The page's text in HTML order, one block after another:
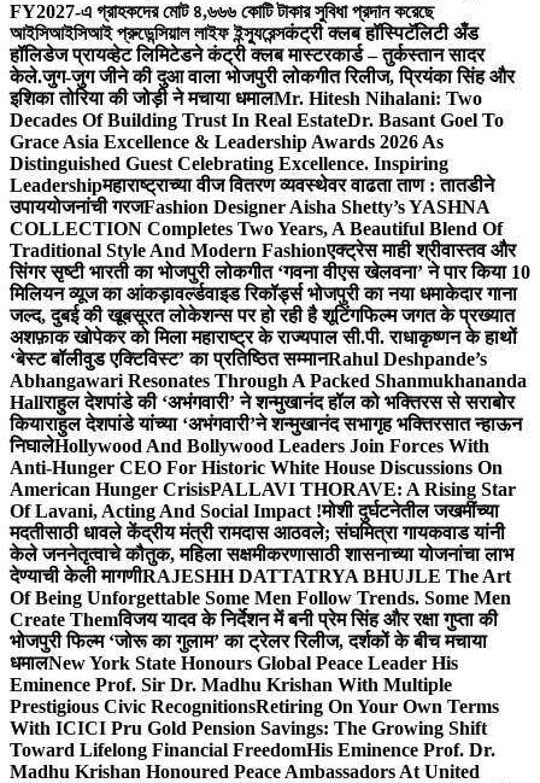
FY2027-এ গ্রাহকদের মোট ৪,৬৬৬ কোটি টাকার সুবিধা প্রদান করেছে
আইসিআইসিআই প্রুডেন্সিয়াল লাইফ ইন্স্যুরেন্সकंट्री क्लब हॉस्पिटॅलिटी अँड
हॉलिडेज प्रायव्हेट लिमिटेडने कंट्री क्लब मास्टरकार्ड – तुर्कस्तान सादर
केले.जुग-जुग जीने की दुआ वाला भोजपुरी लोकगीत रिलीज, प्रियंका सिंह और
इशिका तोरिया की जोड़ी ने मचाया धमालMr. Hitesh Nihalani: Two
Decades Of Building Trust In Real EstateDr. Basant Goel To
Grace Asia Excellence & Leadership Awards 2026 As
Distinguished Guest Celebrating Excellence. Inspiring
Leadershipमहाराष्ट्राच्या वीज वितरण व्यवस्थेवर वाढता ताण : तातडीने
उपाययोजनांची गरजFashion Designer Aisha Shetty’s YASHNA
COLLECTION Completes Two Years, A Beautiful Blend Of
Traditional Style And Modern Fashionएक्ट्रेस माही श्रीवास्तव और
सिंगर सृष्टी भारती का भोजपुरी लोकगीत ‘गवना वीएस खेलवना’ ने पार किया 10
मिलियन व्यूज का आंकड़ावर्ल्डवाइड रिकॉर्ड्स भोजपुरी का नया धमाकेदार गाना
जल्द, दुबई की खूबसूरत लोकेशन्स पर हो रही है शूटिंगफिल्म जगत के प्रख्यात
अशफ़ाक खोपेकर को मिला महाराष्ट्र के राज्यपाल सी.पी. राधाकृष्णन के हाथों
‘बेस्ट बॉलीवुड एक्टिविस्ट’ का प्रतिष्ठित सम्मानRahul Deshpande’s
Abhangawari Resonates Through A Packed Shanmukhananda
Hallराहुल देशपांडे की ‘अभंगवारी’ ने शन्मुखानंद हॉल को भक्तिरस से सराबोर
कियाराहुल देशपांडे यांच्या ‘अभंगवारी’ने शन्मुखानंद सभागृह भक्तिरसात न्हाऊन
निघालेHollywood And Bollywood Leaders Join Forces With
Anti-Hunger CEO For Historic White House Discussions On
American Hunger CrisisPALLAVI THORAVE: A Rising Star
Of Lavani, Acting And Social Impact !मोशी दुर्घटनेतील जखमींच्या
मदतीसाठी धावले केंद्रीय मंत्री रामदास आठवले; संघमित्रा गायकवाड यांनी
केले जननेतृत्वाचे कौतुक, महिला सक्षमीकरणासाठी शासनाच्या योजनांचा लाभ
देण्याची केली मागणीRAJESHH DATTATRYA BHUJLE The Art
Of Being Unforgettable Some Men Follow Trends. Some Men
Create Themविजय यादव के निर्देशन में बनी प्रेम सिंह और रक्षा गुप्ता की
भोजपुरी फिल्म ‘जोरू का गुलाम’ का ट्रेलर रिलीज, दर्शकों के बीच मचाया
धमालNew York State Honours Global Peace Leader His
Eminence Prof. Sir Dr. Madhu Krishan With Multiple
Prestigious Civic RecognitionsRetiring On Your Own Terms
With ICICI Pru Gold Pension Savings: The Growing Shift
Toward Lifelong Financial FreedomHis Eminence Prof. Dr.
Madhu Krishan Honoured Peace Ambassadors At United